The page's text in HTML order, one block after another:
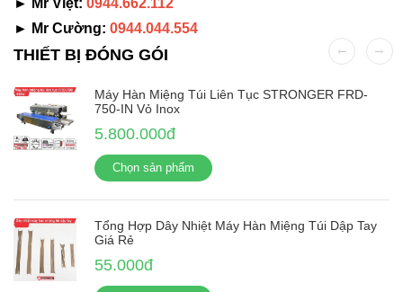
► Mr Cường: 0944.044.554
THIẾT BỊ ĐÓNG GÓI
Máy Hàn Miệng Túi Liên Tục STRONGER FRD-
750-IN Vỏ Inox
5.800.000đ
Chọn sản phẩm
Tổng Hợp Dây Nhiệt Máy Hàn Miệng Túi Dập Tay
Giá Rẻ
55.000đ